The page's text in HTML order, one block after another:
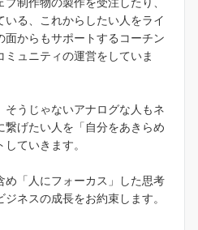
る、これからしたい人をライ
面からもサポートするコーチン
ュニティの運営をしていま
そうじゃないアナログな人もネ
繋げたい人を「自分をあきらめ
ていきます。
め「人にフォーカス」した思考
ネスの成長をお約束します。